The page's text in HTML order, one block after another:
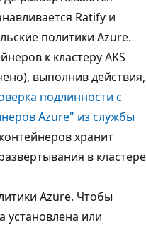
Ratify и
политики Azure.
к кластеру AKS
выполнив действия,
подлинности с
Azure" из службы
хранит
в кластере
Azure. Чтобы
установлена или